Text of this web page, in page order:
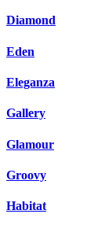
Diamond
Eden
Eleganza
Gallery
Glamour
Groovy
Habitat